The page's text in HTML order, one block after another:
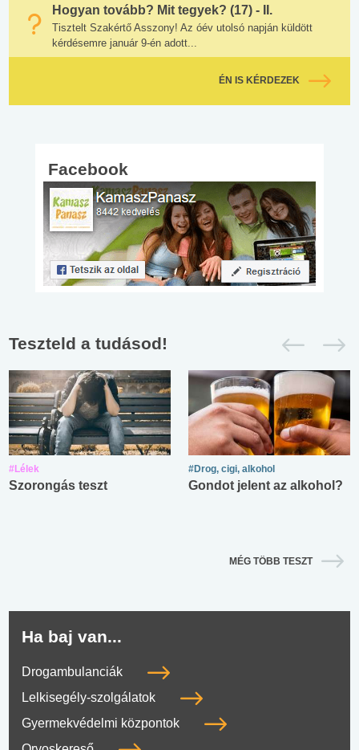
Hogyan tovább? Mit tegyek? (17) - II.
Tisztelt Szakértő Asszony! Az óév utolsó napján küldött
kérdésemre január 9-én adott...
ÉN IS KÉRDEZEK
Facebook
Teszteld a tudásod!
#Lélek
Szorongás teszt
#Drog, cigi, alkohol
Gondot jelent az alkohol?
MÉG TÖBB TESZT
Ha baj van...
Drogambulanciák
Lelkisegély-szolgálatok
Gyermekvédelmi központok